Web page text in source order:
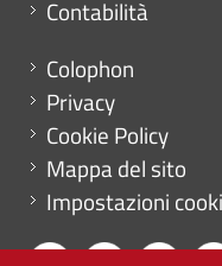
Contabilità
Menu footer
Colophon
Privacy
Cookie Policy
Mappa del sito
Impostazioni